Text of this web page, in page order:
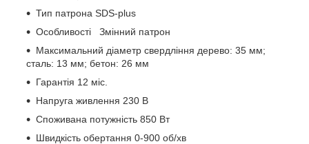
Тип патрона SDS-plus
Особливості Змінний патрон
Максимальний діаметр свердління дерево: 35 мм;
сталь: 13 мм; бетон: 26 мм
Гарантія 12 міс.
Напруга живлення 230 В
Споживана потужність 850 Вт
Швидкість обертання 0-900 об/хв